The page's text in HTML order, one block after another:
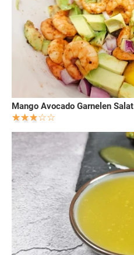
Mango Avocado Garnelen Salat